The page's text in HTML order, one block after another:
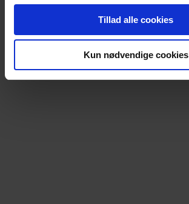
Tillad alle cookies
Kun nødvendige cookies